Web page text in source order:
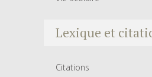
Lexique et
Citations